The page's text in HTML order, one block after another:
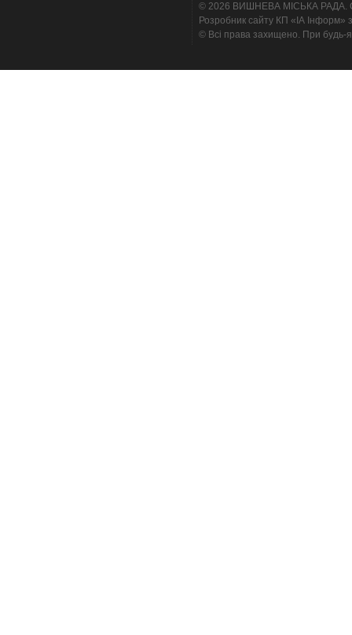
© 2026 ВИШНЕВА МІСЬКА РАДА.
Розробник сайту КП «ІА Інформ»
© Всі права захищено. При будь-